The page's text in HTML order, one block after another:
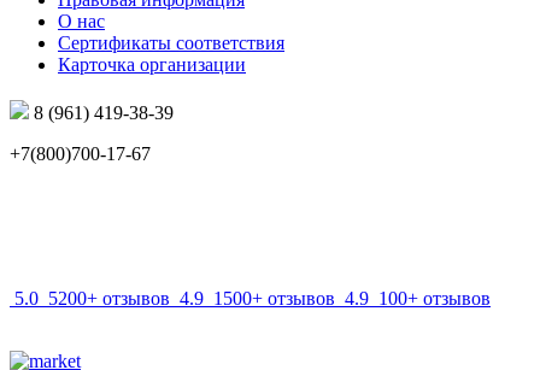
О нас
Сертификаты соответствия
Карточка организации
8 (961) 419-38-39
+7(800)700-17-67
5.0 5200+ отзывов 4.9 1500+ отзывов 4.9 100+ отзывов